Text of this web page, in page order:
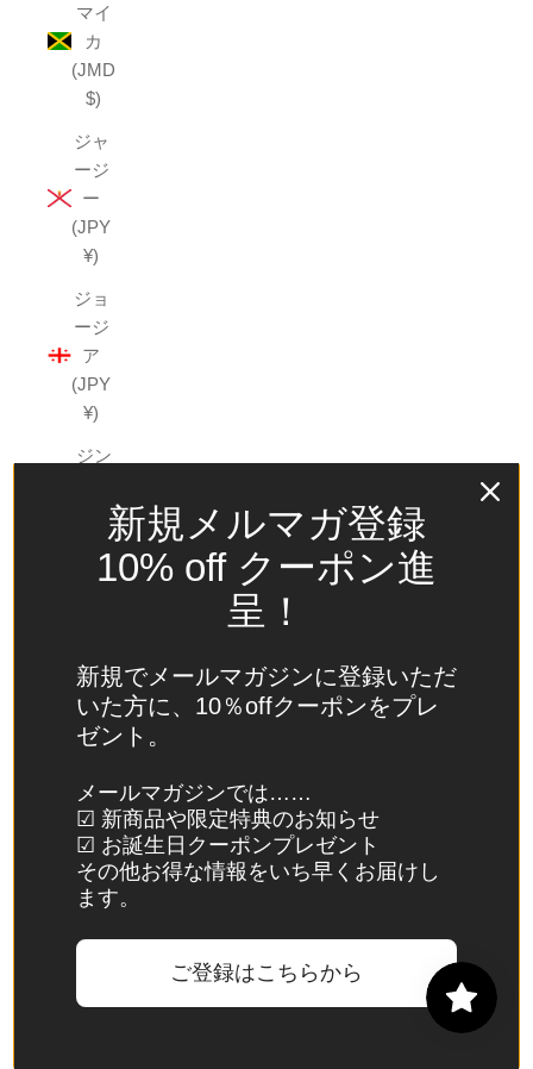
マイ
カ
(JMD
$)
ジャ
ージ
ー
(JPY
¥)
ジョ
ージ
ア
(JPY
¥)
ジン
(USD
(CHF
CHF)
スウ
デン
(SEK
kr)
スバ
島・
新規メルマガ登録
10% off クーポン進
呈！
新規でメールマガジンに登録いただ
いた方に、10％offクーポンをプレ
ゼント。
メールマガジンでは……
☑ 新商品や限定特典のお知らせ
☑ お誕生日クーポンプレゼント
その他お得な情報をいち早くお届けし
ます。
ご登録はこちらから